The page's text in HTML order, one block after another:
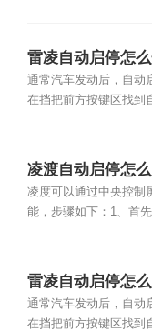
雷凌自动启停怎
通常汽车发动后，自动
在挡把前方按键区找到
凌渡自动启停怎
凌度可以通过中央控制
能，步骤如下：1、首
雷凌自动启停怎么
通常汽车发动后，自动
在挡把前方按键区找到